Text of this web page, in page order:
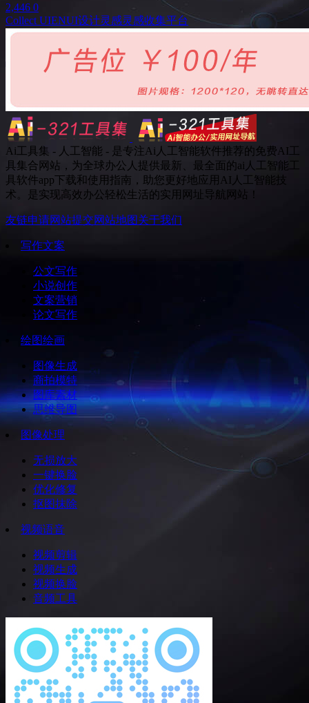
2,446 0
Collect UIENUI设计灵感灵感收集平台
Ai工具集 - 人工智能 - 是专注Ai人工智能软件推荐的免费AI工
具集合网站，为全球办公人提供最新、最全面的ai人工智能工
具软件app下载和使用指南，助您更好地应用AI人工智能技
术。是实现高效办公轻松生活的实用网址导航网站！
友链申请网站提交网站地图 关于我们
写作文案
公文写作
小说创作
文案营销
论文写作
绘图绘画
图像生成
商拍模特
图库素材
思维导图
图像处理
无损放大
一键换脸
优化修复
抠图抹除
视频语音
视频剪辑
视频生成
视频换脸
音频工具